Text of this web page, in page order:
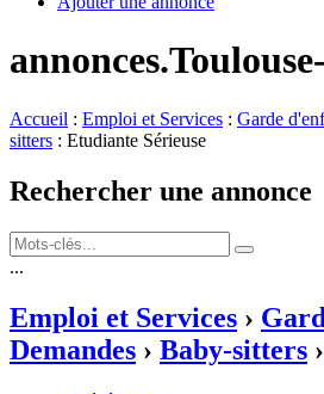
Accueil : Emploi et Services : Garde
sitters : Etudiante Sérieuse
Rechercher une annonce
...
Emploi et Services ›
Demandes › Baby-sitters ›